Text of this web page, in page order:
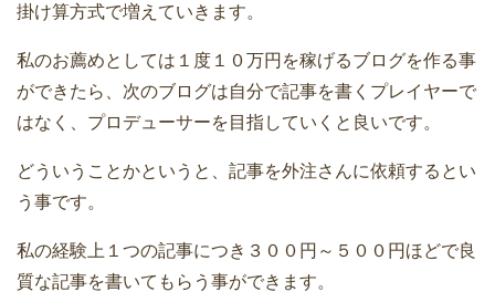
掛け算方式で増えていきます。
私のお薦めとしては１度１０万円を稼げるブログを作る事
ができたら、次のブログは自分で記事を書くプレイヤーで
はなく、プロデューサーを目指していくと良いです。
どういうことかというと、記事を外注さんに依頼するとい
う事です。
私の経験上１つの記事につき３００円～５００円ほどで良
質な記事を書いてもらう事ができます。